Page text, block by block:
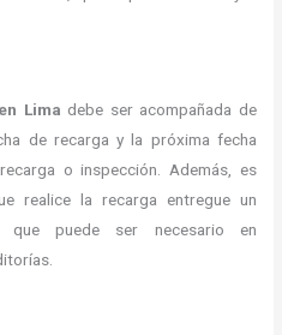
Lima debe ser acompañada de
de recarga y la próxima fecha
o inspección. Además, es
realice la recarga entregue un
que puede ser necesario en